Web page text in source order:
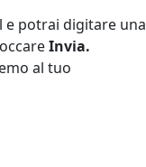
e potrai digitare una
Invia.
al tuo